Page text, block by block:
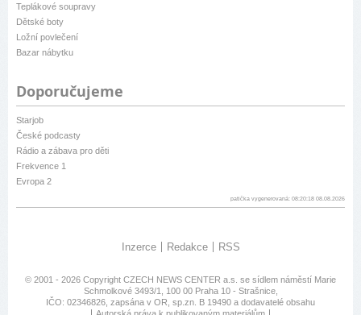
Teplákové soupravy
Dětské boty
Ložní povlečení
Bazar nábytku
Doporučujeme
Starjob
České podcasty
Rádio a zábava pro děti
Frekvence 1
Evropa 2
patička vygenerovaná: 08:20:18 08.08.2026
Inzerce Redakce RSS
© 2001 - 2026 Copyright CZECH NEWS CENTER a.s. se sídlem náměstí Marie
Schmolkové 3493/1, 100 00 Praha 10 - Strašnice,
IČO: 02346826, zapsána v OR, sp.zn. B 19490 a dodavatelé obsahu